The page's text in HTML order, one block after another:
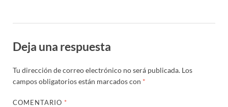
Deja una respuesta
Tu dirección de correo electrónico no será publicada. Los
campos obligatorios están marcados con *
COMENTARIO *